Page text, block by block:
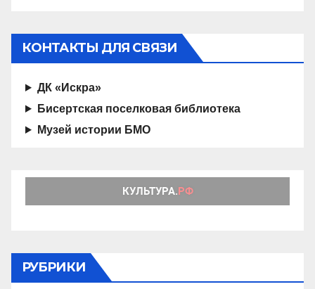
КОНТАКТЫ ДЛЯ СВЯЗИ
ДК «Искра»
Бисертская поселковая библиотека
Музей истории БМО
РУБРИКИ